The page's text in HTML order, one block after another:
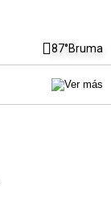
87°Bruma